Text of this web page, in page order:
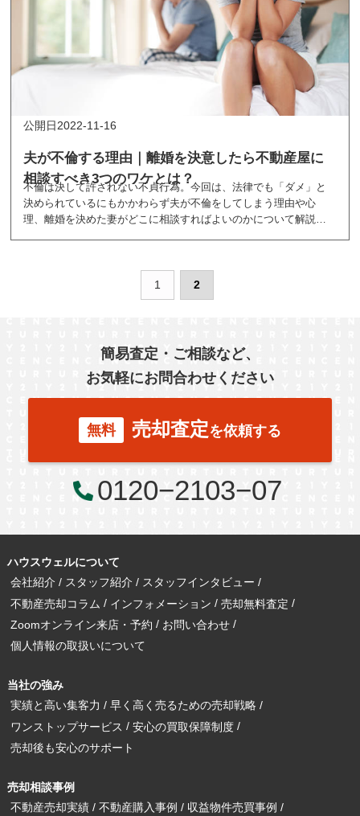
夫が不倫する理由｜離婚を決意したら不動産屋に
相談すべき3つのワケとは？
2022-11-16
不倫は決して許されない不貞行為。今回は、法律でも「ダメ」と
決められているにもかかわらず夫が不倫をしてしまう理由や心
理、離婚を決めた妻がどこに相談すればよいのかについて解説し
1 2
簡易査定・ご相談など、
お気軽にお問合わせください
無料 売却査定を依頼する
0120−2103−07
ハウスウェルについて
会社紹介
スタッフ紹介
スタッフインタビュー
不動産売却コラム
インフォメーション
売却無料査定
Zoomオンライン来店・予約
お問い合わせ
個人情報の取扱いについて
当社の強み
実績と高い集客力
早く高く売るための売却戦略
ワンストップサービス
安心の買取保障制度
売却後も安心のサポート
売却相談事例
不動産売却実績
不動産購入事例
収益物件売買事例